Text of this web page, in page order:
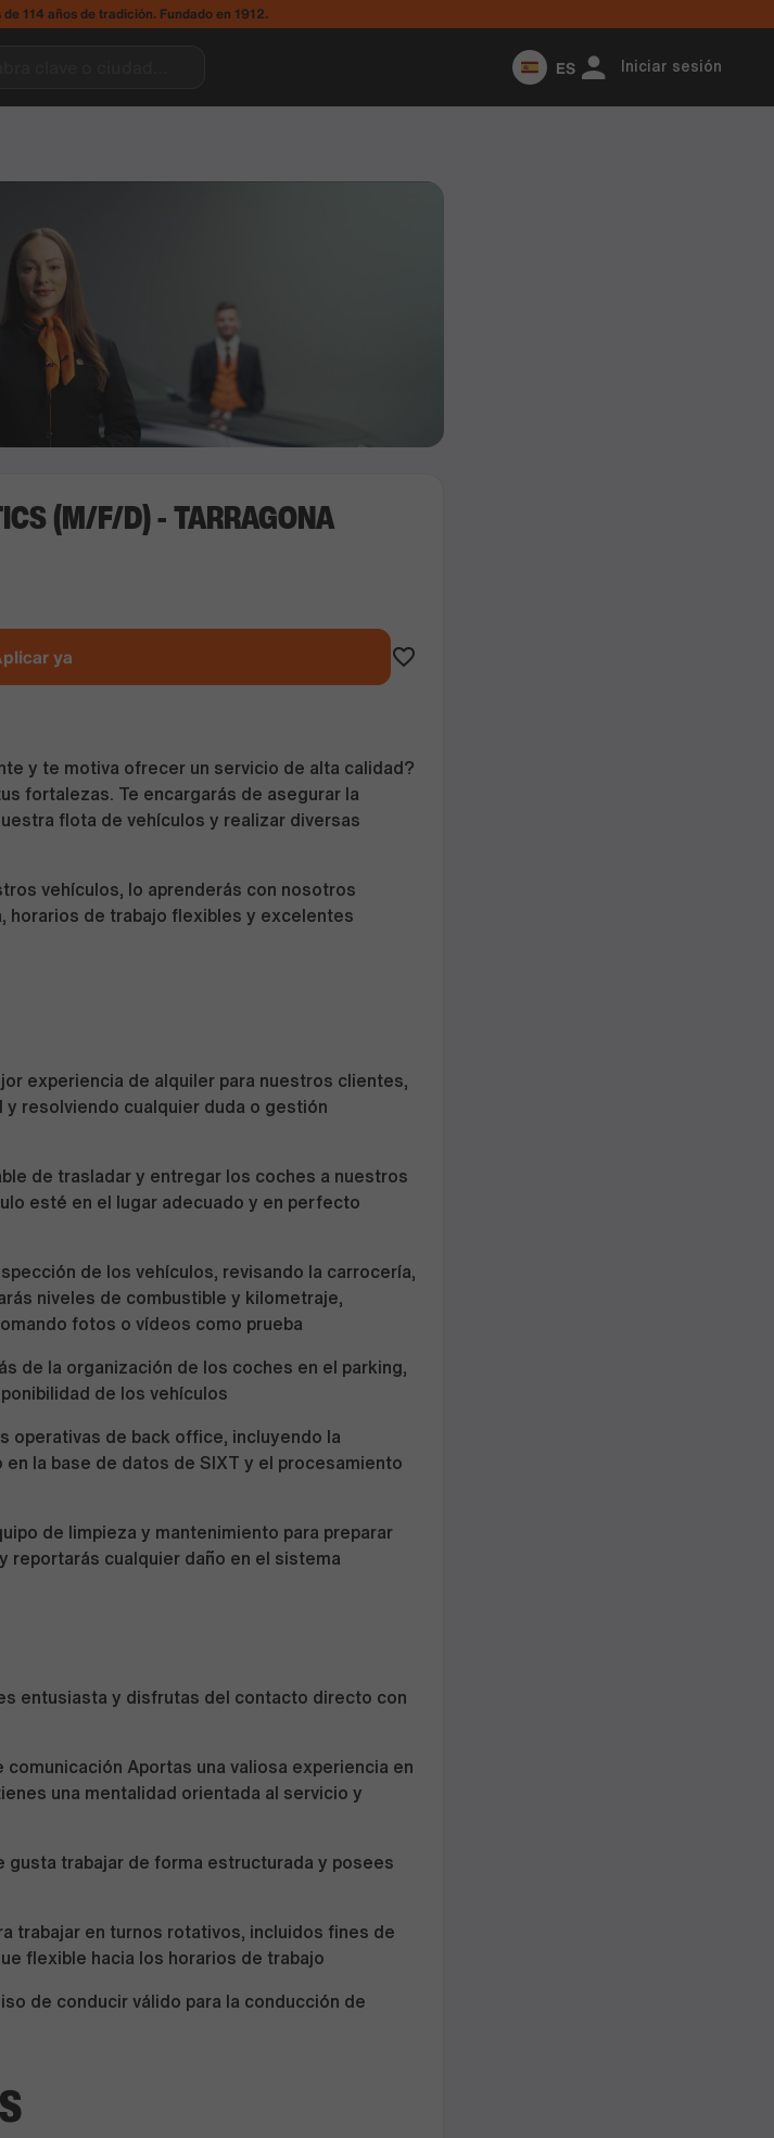
de 114 años de tradición. Fundado en 1912.
ES Iniciar sesión
(M/F/D) - TARRAGONA
ya
y te motiva ofrecer un servicio de alta calidad?
fortalezas. Te encargarás de asegurar la
flota de vehículos y realizar diversas
vehículos, lo aprenderás con nosotros
horarios de trabajo flexibles y excelentes
experiencia de alquiler para nuestros clientes,
resolviendo cualquier duda o gestión
de trasladar y entregar los coches a nuestros
esté en el lugar adecuado y en perfecto
de los vehículos, revisando la carrocería,
niveles de combustible y kilometraje,
fotos o vídeos como prueba
de la organización de los coches en el parking,
de los vehículos
operativas de back office, incluyendo la
la base de datos de SIXT y el procesamiento
de limpieza y mantenimiento para preparar
reportarás cualquier daño en el sistema
entusiasta y disfrutas del contacto directo con
Aportas una valiosa experiencia en
una mentalidad orientada al servicio y
gusta trabajar de forma estructurada y posees
trabajar en turnos rotativos, incluidos fines de
flexible hacia los horarios de trabajo
de conducir válido para la conducción de